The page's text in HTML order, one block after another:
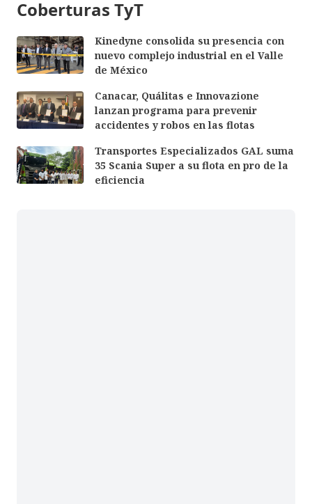
Coberturas TyT
Kinedyne consolida su presencia con
nuevo complejo industrial en el Valle
de México
Canacar, Quálitas e Innovazione
lanzan programa para prevenir
accidentes y robos en las flotas
Transportes Especializados GAL suma
35 Scania Super a su flota en pro de la
eficiencia